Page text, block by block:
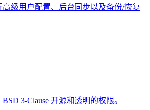
高级用户配置、后台同步以及备份/恢复
3-Clause 开源和透明的权限。